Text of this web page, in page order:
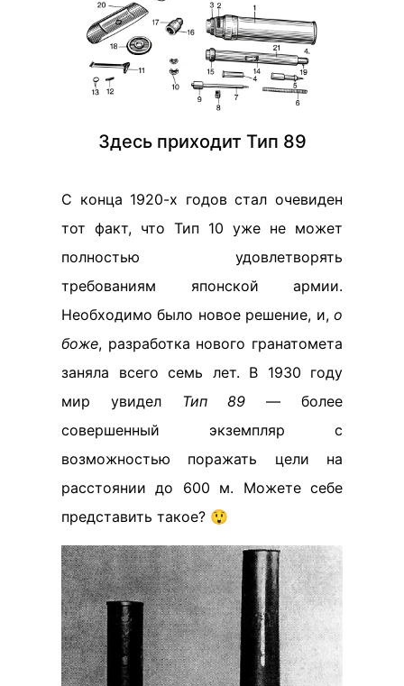
Здесь приходит Тип 89
С конца 1920-х годов стал очевиден
тот факт, что Тип 10 уже не может
полностью удовлетворять
требованиям японской армии.
Необходимо было новое решение, и, о
боже, разработка нового гранатомета
заняла всего семь лет. В 1930 году
мир увидел Тип 89 — более
совершенный экземпляр с
возможностью поражать цели на
расстоянии до 600 м. Можете себе
представить такое? 😲